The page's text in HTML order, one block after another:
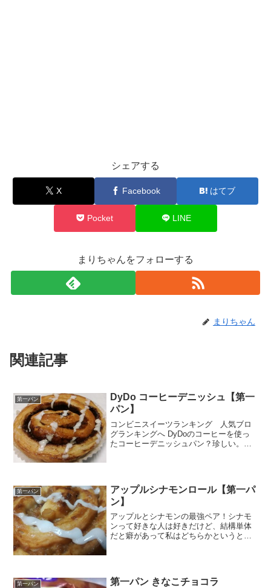
シェアする
X Facebook はてブ
Pocket LINE
まりちゃんをフォローする
まりちゃん
関連記事
第一パン
DyDo コーヒーデニッシュ【第一
パン】
コンビニスイーツランキング 人気ブロ
グランキングへ DyDoのコーヒーを使っ
たコーヒーデニッシュパン？珍しい。し
第一パン
アップルシナモンロール【第一パ
ン】
アップルとシナモンの最強ペア！シナモ
ンって好きな人は好きだけど、結構単体
だと癖があって私はどちらかというと苦
ているなぁ～～しかも第一...
第一パン 第一パン きなこチョコラ